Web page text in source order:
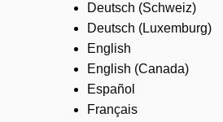
Deutsch (Schweiz)
Deutsch (Luxemburg)
English
English (Canada)
Español
Français